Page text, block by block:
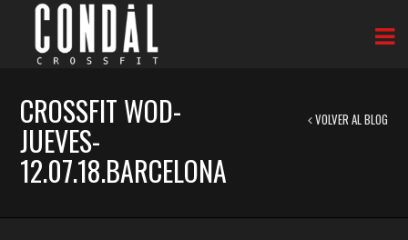
CROSSFIT WOD-
JUEVES-
12.07.18.BARCELONA
VOLVER AL BLOG